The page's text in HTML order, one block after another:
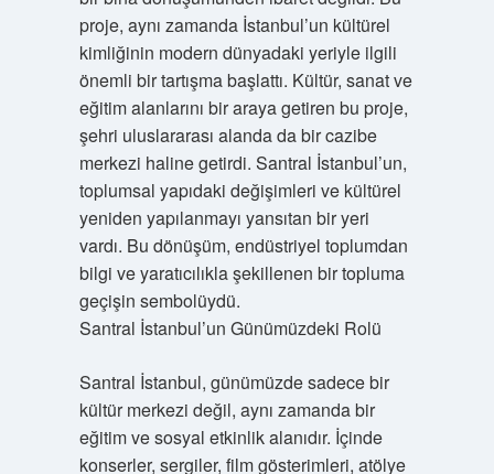
proje, aynı zamanda İstanbul’un kültürel
kimliğinin modern dünyadaki yeriyle ilgili
önemli bir tartışma başlattı. Kültür, sanat ve
eğitim alanlarını bir araya getiren bu proje,
şehri uluslararası alanda da bir cazibe
merkezi haline getirdi. Santral İstanbul’un,
toplumsal yapıdaki değişimleri ve kültürel
yeniden yapılanmayı yansıtan bir yeri
vardı. Bu dönüşüm, endüstriyel toplumdan
bilgi ve yaratıcılıkla şekillenen bir topluma
geçişin sembolüydü.
Santral İstanbul’un Günümüzdeki Rolü
Santral İstanbul, günümüzde sadece bir
kültür merkezi değil, aynı zamanda bir
eğitim ve sosyal etkinlik alanıdır. İçinde
konserler, sergiler, film gösterimleri, atölye